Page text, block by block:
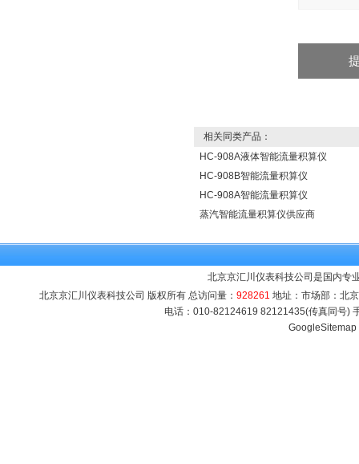
相关同类产品：
HC-908A液体智能流量积算仪
HC-908B智能流量积算仪
HC-908A智能流量积算仪
蒸汽智能流量积算仪供应商
北京京汇川仪表科技公司是国内专
北京京汇川仪表科技公司 版权所有 总访问量： 928261 地址：市场部：北
电话：010-82124619 82121435(传真同号)
GoogleSitemap